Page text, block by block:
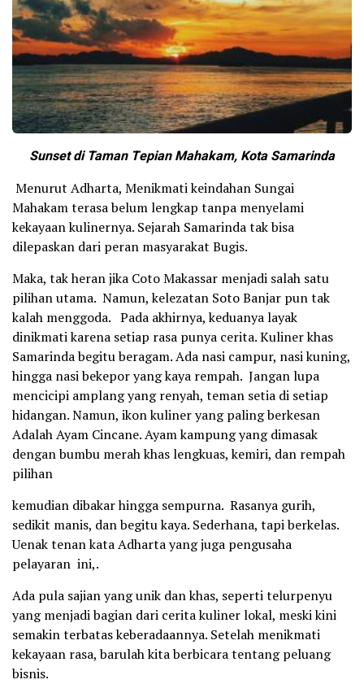
Sunset di Taman Tepian Mahakam, Kota Samarinda
Menurut Adharta, Menikmati keindahan Sungai
Mahakam terasa belum lengkap tanpa menyelami
kekayaan kulinernya. Sejarah Samarinda tak bisa
dilepaskan dari peran masyarakat Bugis.
Maka, tak heran jika Coto Makassar menjadi salah satu
pilihan utama. Namun, kelezatan Soto Banjar pun tak
kalah menggoda. Pada akhirnya, keduanya layak
dinikmati karena setiap rasa punya cerita. Kuliner khas
Samarinda begitu beragam. Ada nasi campur, nasi kuning,
hingga nasi bekepor yang kaya rempah. Jangan lupa
mencicipi amplang yang renyah, teman setia di setiap
hidangan. Namun, ikon kuliner yang paling berkesan
Adalah Ayam Cincane. Ayam kampung yang dimasak
dengan bumbu merah khas lengkuas, kemiri, dan rempah
pilihan
kemudian dibakar hingga sempurna. Rasanya gurih,
sedikit manis, dan begitu kaya. Sederhana, tapi berkelas.
Uenak tenan kata Adharta yang juga pengusaha
pelayaran ini,.
Ada pula sajian yang unik dan khas, seperti telurpenyu
yang menjadi bagian dari cerita kuliner lokal, meski kini
semakin terbatas keberadaannya. Setelah menikmati
kekayaan rasa, barulah kita berbicara tentang peluang
bisnis.